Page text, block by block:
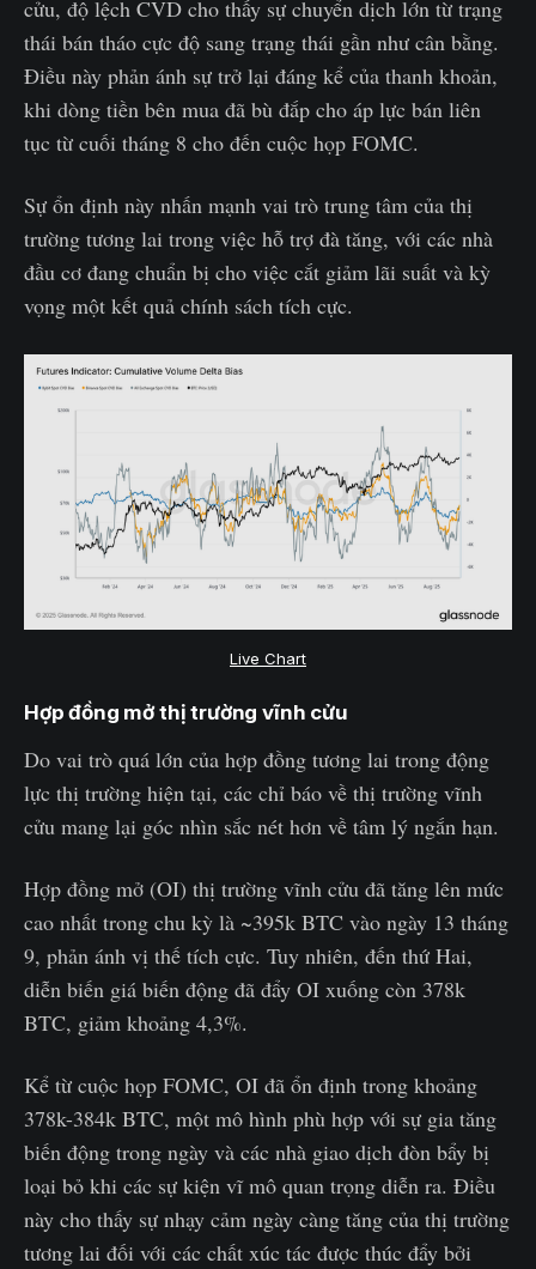
cửu, độ lệch CVD cho thấy sự chuyển dịch lớn từ trạng
thái bán tháo cực độ sang trạng thái gần như cân bằng.
Điều này phản ánh sự trở lại đáng kể của thanh khoản,
khi dòng tiền bên mua đã bù đắp cho áp lực bán liên
tục từ cuối tháng 8 cho đến cuộc họp FOMC.
Sự ổn định này nhấn mạnh vai trò trung tâm của thị
trường tương lai trong việc hỗ trợ đà tăng, với các nhà
đầu cơ đang chuẩn bị cho việc cắt giảm lãi suất và kỳ
vọng một kết quả chính sách tích cực.
Live Chart
Hợp đồng mở thị trường vĩnh cửu
Do vai trò quá lớn của hợp đồng tương lai trong động
lực thị trường hiện tại, các chỉ báo về thị trường vĩnh
cửu mang lại góc nhìn sắc nét hơn về tâm lý ngắn hạn.
Hợp đồng mở (OI) thị trường vĩnh cửu đã tăng lên mức
cao nhất trong chu kỳ là ~395k BTC vào ngày 13 tháng
9, phản ánh vị thế tích cực. Tuy nhiên, đến thứ Hai,
diễn biến giá biến động đã đẩy OI xuống còn 378k
BTC, giảm khoảng 4,3%.
Kể từ cuộc họp FOMC, OI đã ổn định trong khoảng
378k-384k BTC, một mô hình phù hợp với sự gia tăng
biến động trong ngày và các nhà giao dịch đòn bẩy bị
loại bỏ khi các sự kiện vĩ mô quan trọng diễn ra. Điều
này cho thấy sự nhạy cảm ngày càng tăng của thị trường
tương lai đối với các chất xúc tác được thúc đẩy bởi